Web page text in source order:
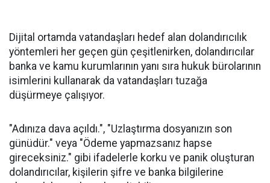
Dijital ortamda vatandaşları hedef alan dolandırıcılık
yöntemleri her geçen gün çeşitlenirken, dolandırıcılar
banka ve kamu kurumlarının yanı sıra hukuk bürolarının
isimlerini kullanarak da vatandaşları tuzağa
düşürmeye çalışıyor.
"Adınıza dava açıldı.", "Uzlaştırma dosyanızın son
günüdür." veya "Ödeme yapmazsanız hapse
gireceksiniz." gibi ifadelerle korku ve panik oluşturan
dolandırıcılar, kişilerin şifre ve banka bilgilerine